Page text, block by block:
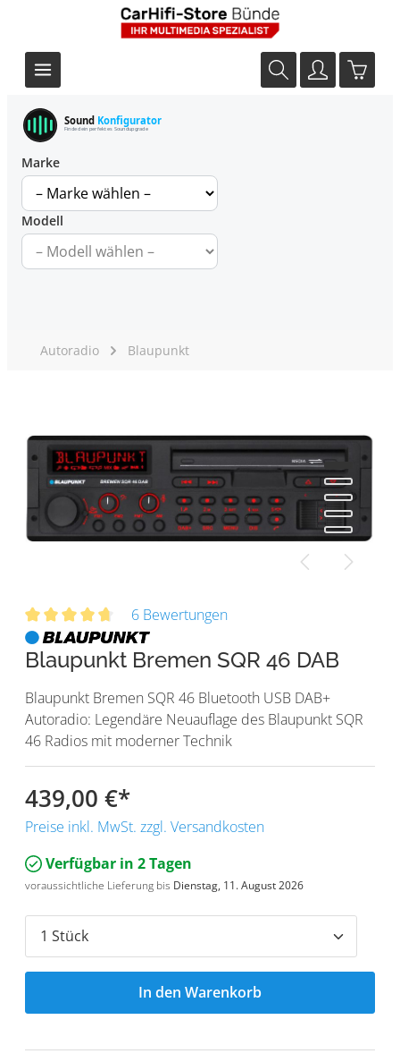
Sound Konfigurator
Finde dein perfektes Soundupgrade
Marke
Modell
Autoradio Blaupunkt
6 Bewertungen
Blaupunkt Bremen SQR 46 DAB
Blaupunkt Bremen SQR 46 Bluetooth USB DAB+
Autoradio: Legendäre Neuauflage des Blaupunkt SQR
46 Radios mit moderner Technik
439,00 €*
Preise inkl. MwSt. zzgl. Versandkosten
Verfügbar in 2 Tagen
voraussichtliche Lieferung bis Dienstag, 11. August 2026
In den Warenkorb